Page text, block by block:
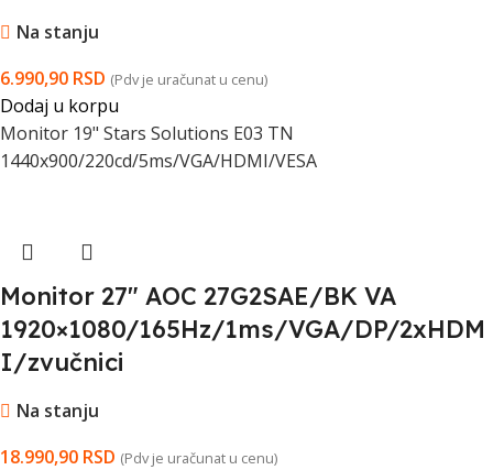
Na stanju
6.990,90 RSD (Pdv je uračunat u cenu)
Dodaj u korpu
Monitor 19" Stars Solutions E03 TN
1440x900/220cd/5ms/VGA/HDMI/VESA
Monitor 27″ AOC 27G2SAE/BK VA
1920×1080/165Hz/1ms/VGA/DP/2xHDM
I/zvučnici
Na stanju
18.990,90 RSD (Pdv je uračunat u cenu)